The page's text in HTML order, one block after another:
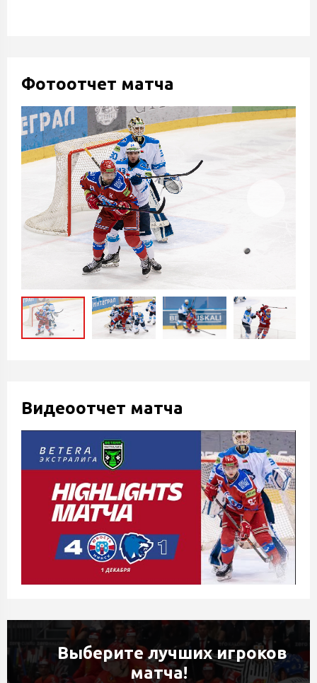
Фотоотчет матча
Видеоотчет матча
Выберите лучших игроков
матча!